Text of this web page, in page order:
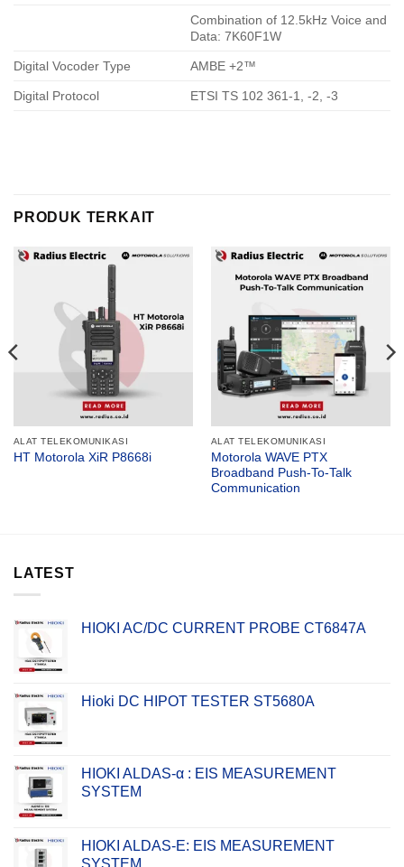
Combination of 12.5kHz Voice and
Data: 7K60F1W
Digital Vocoder Type AMBE +2™
Digital Protocol ETSI TS 102 361-1, -2, -3
PRODUK TERKAIT
ALAT TELEKOMUNIKASI
HT Motorola XiR P8668i
ALAT TELEKOMUNIKASI
Motorola WAVE PTX
Broadband Push-To-Talk
Communication
LATEST
HIOKI AC/DC CURRENT PROBE CT6847A
Hioki DC HIPOT TESTER ST5680A
HIOKI ALDAS-α : EIS MEASUREMENT
SYSTEM
HIOKI ALDAS-E: EIS MEASUREMENT